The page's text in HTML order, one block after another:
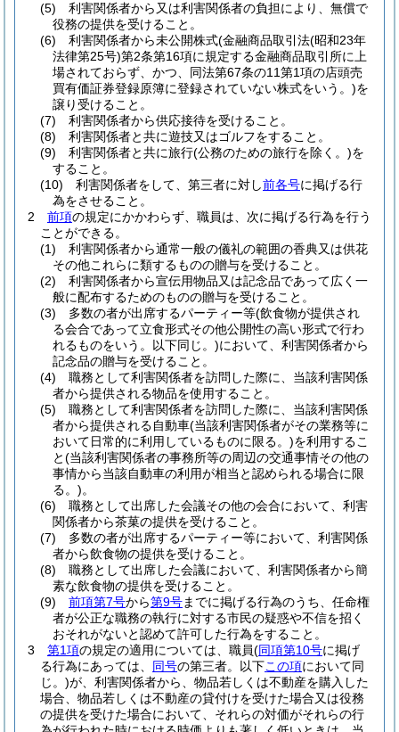
(5)
利害関係者から又は利害関係者の負担により、無償で
役務の提供を受けること。
(6)
利害関係者から未公開株式(金融商品取引法(昭和23年
法律第25号)第2条第16項に規定する金融商品取引所に上
場されておらず、かつ、同法第67条の11第1項の店頭売
買有価証券登録原簿に登録されていない株式をいう。)を
譲り受けること。
(7)
利害関係者から供応接待を受けること。
(8)
利害関係者と共に遊技又はゴルフをすること。
(9)
利害関係者と共に旅行(公務のための旅行を除く。)を
すること。
(10)
利害関係者をして、第三者に対し前各号に掲げる行
為をさせること。
2
前項の規定にかかわらず、職員は、次に掲げる行為を行う
ことができる。
(1)
利害関係者から通常一般の儀礼の範囲の香典又は供花
その他これらに類するものの贈与を受けること。
(2)
利害関係者から宣伝用物品又は記念品であって広く一
般に配布するためのものの贈与を受けること。
(3)
多数の者が出席するパーティー等(飲食物が提供され
る会合であって立食形式その他公開性の高い形式で行わ
れるものをいう。以下同じ。)において、利害関係者から
記念品の贈与を受けること。
(4)
職務として利害関係者を訪問した際に、当該利害関係
者から提供される物品を使用すること。
(5)
職務として利害関係者を訪問した際に、当該利害関係
者から提供される自動車(当該利害関係者がその業務等に
おいて日常的に利用しているものに限る。)を利用するこ
と(当該利害関係者の事務所等の周辺の交通事情その他の
事情から当該自動車の利用が相当と認められる場合に限
る。)。
(6)
職務として出席した会議その他の会合において、利害
関係者から茶菓の提供を受けること。
(7)
多数の者が出席するパーティー等において、利害関係
者から飲食物の提供を受けること。
(8)
職務として出席した会議において、利害関係者から簡
素な飲食物の提供を受けること。
(9)
前項第7号から第9号までに掲げる行為のうち、任命権
者が公正な職務の執行に対する市民の疑惑や不信を招く
おそれがないと認めて許可した行為をすること。
3
第1項の規定の適用については、職員(同項第10号に掲げ
る行為にあっては、 同号の第三者。以下この項において同
じ。)が、利害関係者から、物品若しくは不動産を購入した
場合、物品若しくは不動産の貸付けを受けた場合又は役務
の提供を受けた場合において、それらの対価がそれらの行